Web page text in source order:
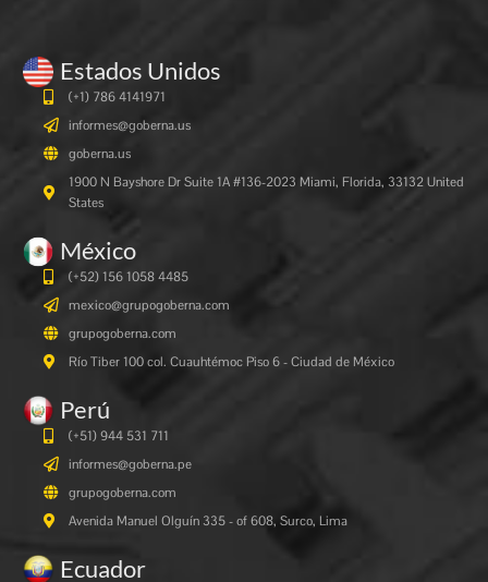
Estados Unidos
(+1) 786 4141971
informes@goberna.us
goberna.us
1900 N Bayshore Dr Suite 1A #136-2023 Miami, Florida, 33132 United
States
México
(+52) 156 1058 4485
mexico@grupogoberna.com
grupogoberna.com
Río Tiber 100 col. Cuauhtémoc Piso 6 - Ciudad de México
Perú
(+51) 944 531 711
informes@goberna.pe
grupogoberna.com
Avenida Manuel Olguín 335 - of 608, Surco, Lima
Ecuador